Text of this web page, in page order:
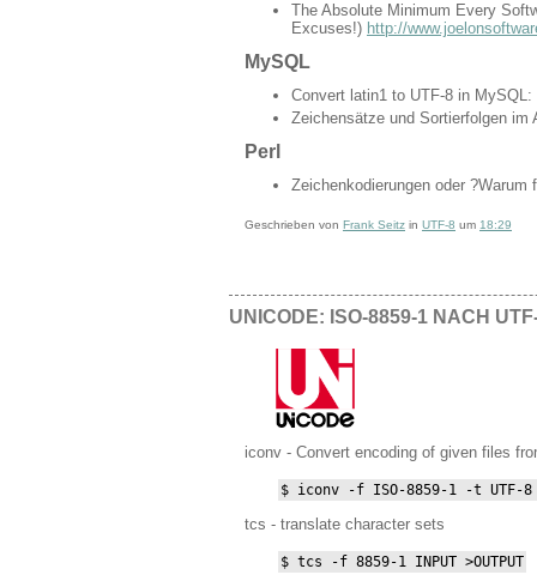
The Absolute Minimum Every
Excuses!) http://
MySQL
Convert latin1 to UTF-8 in MySQL:
Zeichensätze und Sortierfolgen im
Perl
Zeichenkodierungen oder
Geschrieben von Frank Seitz in UTF-8 um 18:29
UNICODE: ISO-8859-1 NACH
iconv - Convert encoding of given files
$ iconv -f ISO-8859-1 -t UTF-8
tcs - translate character sets
$ tcs -f 8859-1 INPUT >OUTPUT